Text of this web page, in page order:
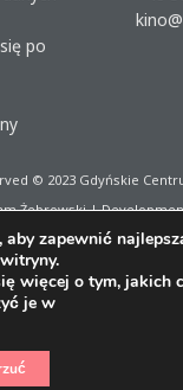
po
© 2023Gdyńskie
Żebrowski |
aby zapewnić
więcej o tym, jakich
je w